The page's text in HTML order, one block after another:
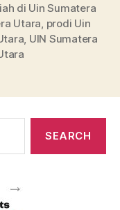
di Uin Sumatera
Utara prodi Uin
UIN Sumatera